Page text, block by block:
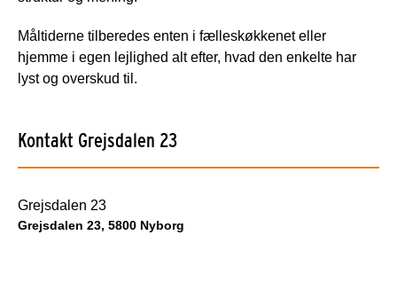
Måltiderne tilberedes enten i fælleskøkkenet eller
hjemme i egen lejlighed alt efter, hvad den enkelte har
lyst og overskud til.
Kontakt Grejsdalen 23
Grejsdalen 23
Grejsdalen 23, 5800 Nyborg